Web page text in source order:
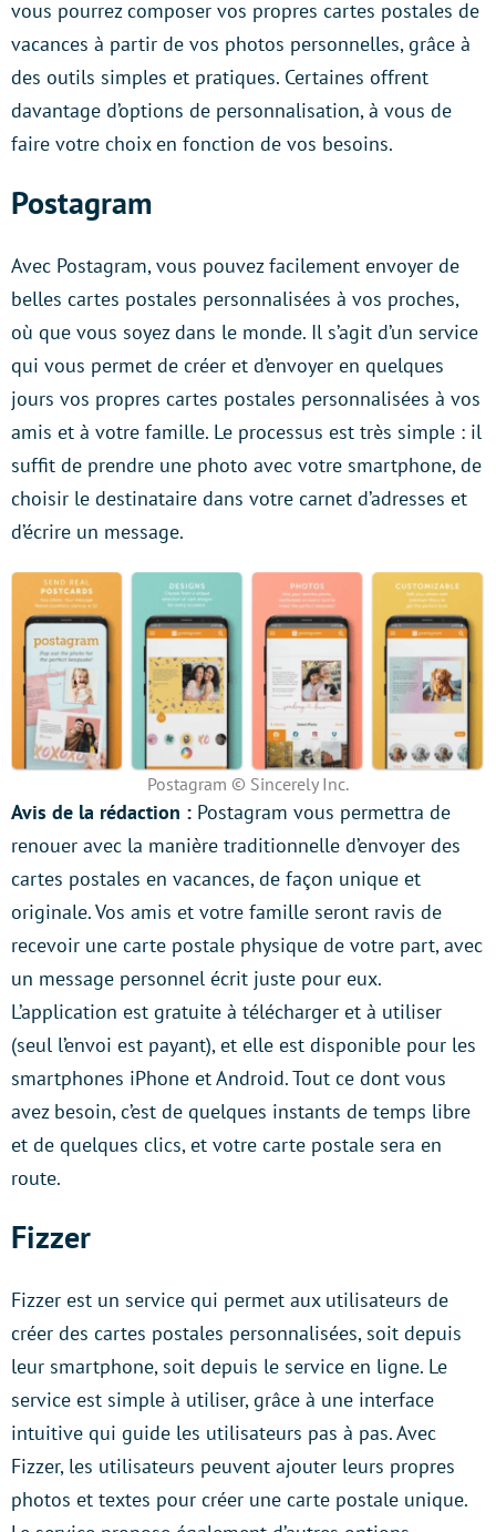
vous pourrez composer vos propres cartes postales de
vacances à partir de vos photos personnelles, grâce à
des outils simples et pratiques. Certaines offrent
davantage d’options de personnalisation, à vous de
faire votre choix en fonction de vos besoins.
Postagram
Avec Postagram, vous pouvez facilement envoyer de
belles cartes postales personnalisées à vos proches,
où que vous soyez dans le monde. Il s’agit d’un service
qui vous permet de créer et d’envoyer en quelques
jours vos propres cartes postales personnalisées à vos
amis et à votre famille. Le processus est très simple : il
suffit de prendre une photo avec votre smartphone, de
choisir le destinataire dans votre carnet d’adresses et
d’écrire un message.
Postagram © Sincerely Inc.
Avis de la rédaction : Postagram vous permettra de
renouer avec la manière traditionnelle d’envoyer des
cartes postales en vacances, de façon unique et
originale. Vos amis et votre famille seront ravis de
recevoir une carte postale physique de votre part, avec
un message personnel écrit juste pour eux.
L’application est gratuite à télécharger et à utiliser
(seul l’envoi est payant), et elle est disponible pour les
smartphones iPhone et Android. Tout ce dont vous
avez besoin, c’est de quelques instants de temps libre
et de quelques clics, et votre carte postale sera en
route.
Fizzer
Fizzer est un service qui permet aux utilisateurs de
créer des cartes postales personnalisées, soit depuis
leur smartphone, soit depuis le service en ligne. Le
service est simple à utiliser, grâce à une interface
intuitive qui guide les utilisateurs pas à pas. Avec
Fizzer, les utilisateurs peuvent ajouter leurs propres
photos et textes pour créer une carte postale unique.